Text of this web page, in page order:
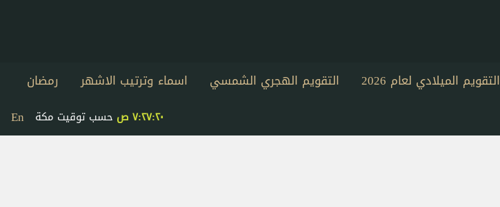
التقويم الميلادي لعام 2026 التقويم الهجري الشمسي اسماء وترتيب الاشهر
رمضان
En ٧:٢٧:٢٠ ص حسب توقيت مكة